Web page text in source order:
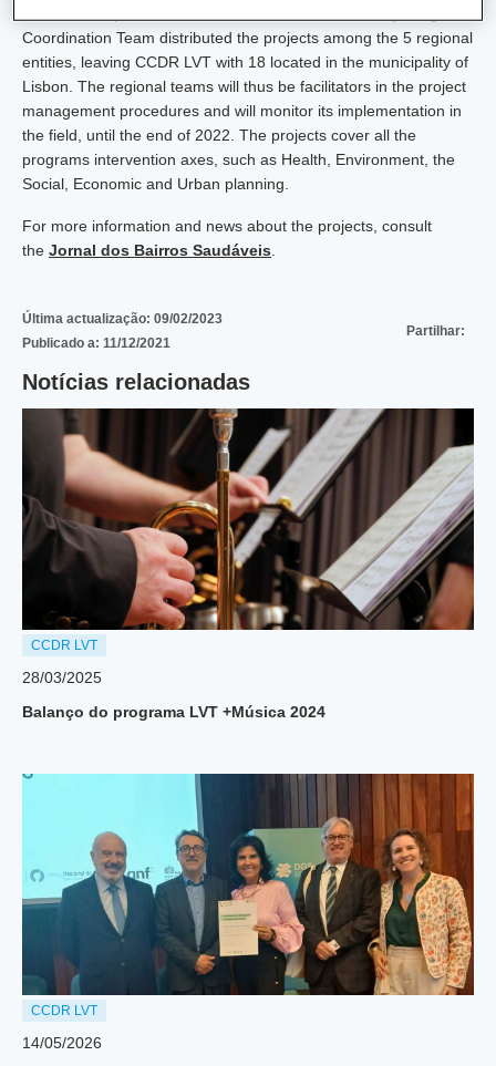
Coordination Team distributed the projects among the 5 regional
entities, leaving CCDR LVT with 18 located in the municipality of
Lisbon. The regional teams will thus be facilitators in the project
management procedures and will monitor its implementation in
the field, until the end of 2022. The projects cover all the
programs intervention axes, such as Health, Environment, the
Social, Economic and Urban planning.
For more information and news about the projects, consult
the Jornal dos Bairros Saudáveis
Última actualização: 09/02/2023
Publicado a: 11/12/2021
Partilhar:
Notícias relacionadas
CCDR LVT
28/03/2025
Balanço do programa LVT +Música 2024
CCDR LVT
14/05/2026